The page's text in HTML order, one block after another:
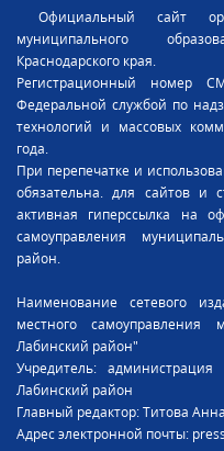
Официальный сайт
муниципального
Краснодарского края.
Регистрационный номер
Федеральной службой по
технологий и массовых
года.
При перепечатке и
обязательна. для сайтов и
активная гиперссылка на
самоуправления
район.
Наименование сетевого
местного самоуправления
Лабинский район"
Учредитель:
Лабинский район
Главный редактор: Титова
Адрес электронной почты: